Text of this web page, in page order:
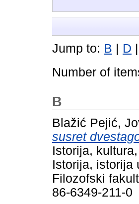
Jump to: B | D |
Number of
B
Blažić Pejić,
susret
Istorija,
Istorija, istorija
Filozofski
86-6349-211-0